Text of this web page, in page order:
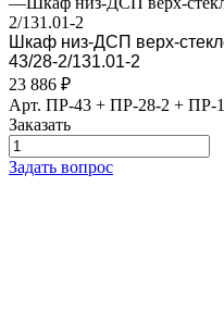
2/131.01-2
Шкаф низ-ДСП верх-
43/28-2/131.01-2
23 886 ₽
Арт. ПР-43 + ПР-28-2 + ПР-
Заказать
Задать вопрос